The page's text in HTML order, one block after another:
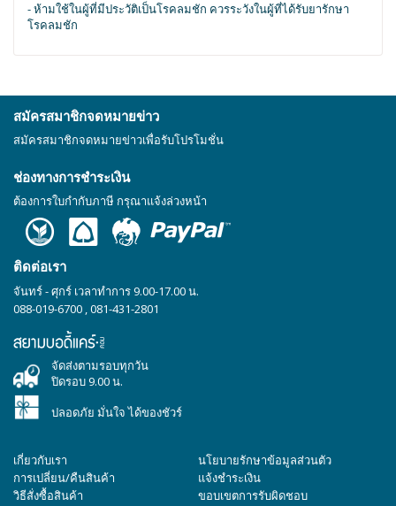
- ห้ามใช้ในผู้ที่มีประวัติเป็นโรคลมชัก ควรระวังในผู้ที่ได้รับยารักษา
โรคลมชัก
สมัครสมาชิกจดหมายข่าว
สมัครสมาชิกจดหมายข่าวเพื่อรับโปรโมชั่น
ช่องทางการชำระเงิน
ต้องการใบกำกับภาษี กรุณาแจ้งล่วงหน้า
ติดต่อเรา
จันทร์ - ศุกร์ เวลาทำการ 9.00-17.00 น.
088-019-6700 ,081-431-2801
จัดส่งตามรอบทุกวัน
ปิดรอบ 9.00 น.
ปลอดภัย มั่นใจ ได้ของชัวร์
เกี่ยวกับเรา
นโยบายรักษาข้อมูลส่วนตัว
การเปลี่ยน/คืนสินค้า
แจ้งชำระเงิน
วิธีสั่งซื้อสินค้า
ขอบเขตการรับผิดชอบ